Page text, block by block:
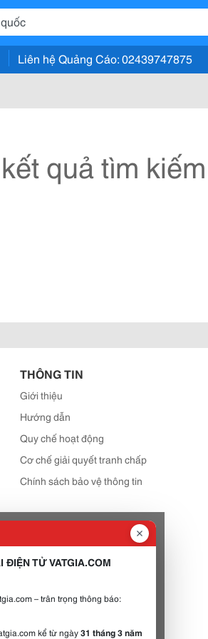
Liên hệ Quảng Cáo: 02439747875
quả tìm kiếm
THÔNG TIN
Giới thiệu
Hướng dẫn
Quy chế hoạt động
Cơ chế giải quyết tranh chấp
Chính sách bảo vệ thông tin
ĐIỆN TỬ VATGIA.COM
– trân trọng thông báo:
kể từ ngày31 tháng 3 năm